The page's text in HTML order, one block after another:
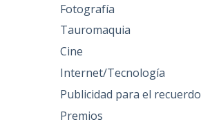
Fotografía
Tauromaquia
Cine
Internet/Tecnología
Publicidad para el recuerdo
Premios